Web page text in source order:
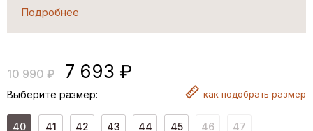
Подробнее
10 990 ₽ 7 693 ₽
Выберите размер: как подобрать размер
40 41 42 43 44 45 46 47